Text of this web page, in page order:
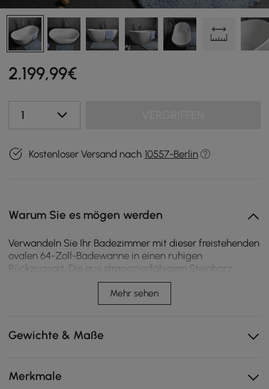
2.199,99€
1
Kostenloser Versand nach 10557-Berlin
Warum Sie es mögen werden
Verwandeln Sie Ihr Badezimmer mit dieser freistehenden
ovalen 64-Zoll-Badewanne in einen ruhigen
Rückzugsort. Die aus strapazierfähigem Steinharz
gefertigte Badewanne ist auf Langlebigkeit ausgelegt
und bietet ein tiefes, komfortables Bad, in dem Sie sich
luxuriös entspannen können. Die glatte, mattweiße
Badezimmerästhetik, während das freistehende Design
eine vielseitige Platzierung ermöglicht. Mit einem
geräumigen Komfort zum Einweichen und verbindet
Entspannung mit zeitloser Eleganz.
Mehr sehen
Gewichte & Maße
Merkmale